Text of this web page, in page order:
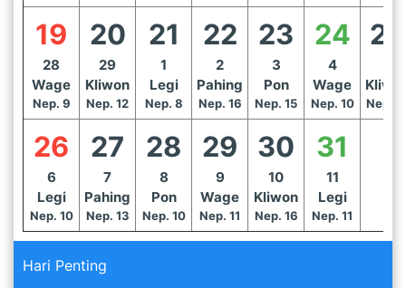
19
28
Wage
Nep. 9
20
29
Kliwon
Nep. 12
21
1
Legi
Nep. 8
22
2
Pahing
Nep. 16
23
3
Pon
Nep. 15
24
4
Wage
Nep. 10
25
Nep.
26
6
Legi
Nep. 10
27
7
Pahing
Nep. 13
28
8
Pon
Nep. 10
29
9
Wage
Nep. 11
30
10
Kliwon
Nep. 16
31
11
Legi
Nep. 11
Hari Penting